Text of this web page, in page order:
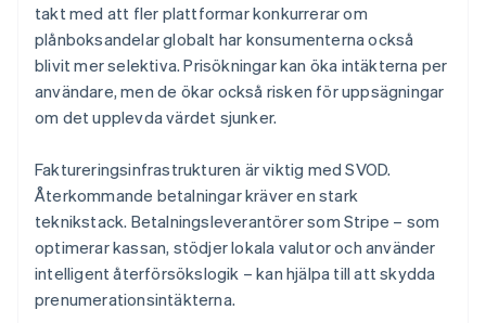
takt med att fler plattformar konkurrerar om
plånboksandelar globalt har konsumenterna också
blivit mer selektiva. Prisökningar kan öka intäkterna per
användare, men de ökar också risken för uppsägningar
om det upplevda värdet sjunker.
Faktureringsinfrastrukturen är viktig med SVOD.
Återkommande betalningar kräver en stark
teknikstack. Betalningsleverantörer som Stripe – som
optimerar kassan, stödjer lokala valutor och använder
intelligent återförsökslogik – kan hjälpa till att skydda
prenumerationsintäkterna.